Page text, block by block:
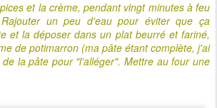
et la crème, pendant vingtminutes à feu
un peu d'eau pour éviter que ça
et la déposer dans un plat beurré et fariné,
de potimarron (ma pâte étant complète, j'ai
la pâte pour "l'alléger". Mettre au four une